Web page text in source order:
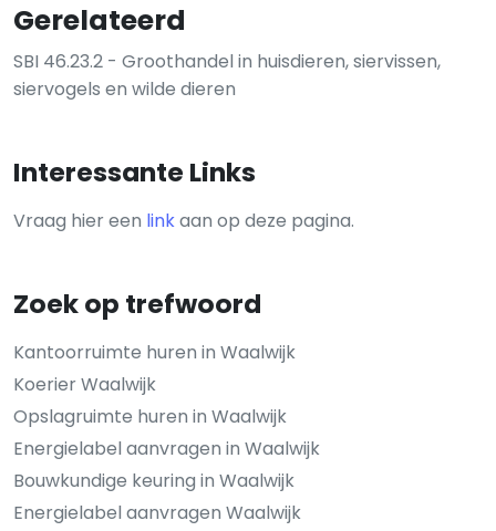
Gerelateerd
SBI 46.23.2 - Groothandel in huisdieren, siervissen,
siervogels en wilde dieren
Interessante Links
Vraag hier een linkaan op deze pagina.
Zoek op trefwoord
Kantoorruimte huren in Waalwijk
Koerier Waalwijk
Opslagruimte huren in Waalwijk
Energielabel aanvragen in Waalwijk
Bouwkundige keuring in Waalwijk
Energielabel aanvragen Waalwijk